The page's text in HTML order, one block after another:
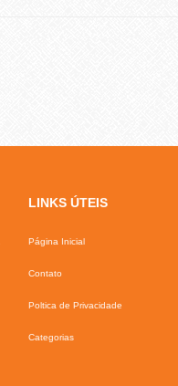
LINKS ÚTEIS
Página Inicial
Contato
Poltica de Privacidade
Categorias